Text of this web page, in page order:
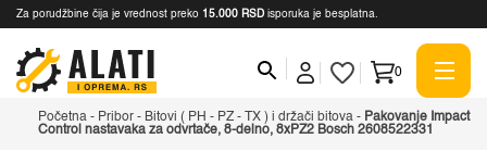
Za porudžbine čija je vrednost preko 15.000 RSD isporuka je besplatna.
0
Početna - Pribor - Bitovi ( PH - PZ - TX ) i držači bitova - Pakovanje Impact
Control nastavaka za odvrtače, 8-delno, 8xPZ2 Bosch 2608522331